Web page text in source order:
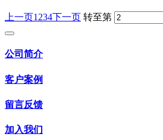
上一页1 234下一页 转至第
公司简介
客户案例
留言反馈
加入我们